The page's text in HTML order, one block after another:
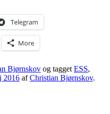
Telegram
More
Bjørnskov og tagget ESS,
2016 afChristian Bjørnskov.